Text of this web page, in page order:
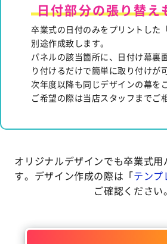
日付部分の張り替え
卒業式の日付のみをプリントした
別途作成致します。
パネルの該当箇所に、日付け幕裏
り付けるだけで簡単に取り付けが
次年度以降も同じデザインの幕を
ご希望の際は当店スタッフまでご
オリジナルデザインでも卒業式
す。 デザイン作成の際は「テンプ
ご確認ください。